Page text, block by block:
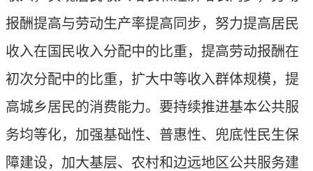
报酬提高与劳动生产率提高同步，努力提高居民
收入在国民收入分配中的比重，提高劳动报酬在
初次分配中的比重，扩大中等收入群体规模，提
高城乡居民的消费能力。要持续推进基本公共服
务均等化，加强基础性、普惠性、兜底性民生保
障建设，加大基层、农村和边远地区公共服务建